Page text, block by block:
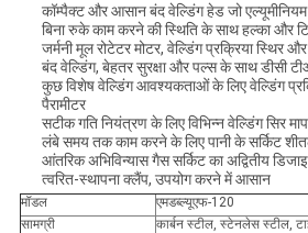
कॉम्पैक्ट और आसान बंद वेल्डिंग हेड जो एल्यूमीनियम
बिना रुके काम करने की स्थिति के साथ हल्का और
जर्मनी मूल रोटेटर मोटर, वेल्डिंग प्रक्रिया स्थिर
बंद वेल्डिंग, बेहतर सुरक्षा और पल्स के साथ डीसी
कुछ विशेष वेल्डिंग आवश्यकताओं के लिए वेल्डिंग
पैरामीटर
सटीक गति नियंत्रण के लिए विभिन्न वेल्डिंग सिर
लंबे समय तक काम करने के लिए पानी के सर्किट
आंतरिक अभिविन्यास गैस सर्किट का अद्वितीय
त्वरित-स्थापना क्लैंप, उपयोग करने में आसान
मॉडल
एमडब्ल्यूएफ-120
सामग्री
कार्बन स्टील, स्टेनलेस स्टील,